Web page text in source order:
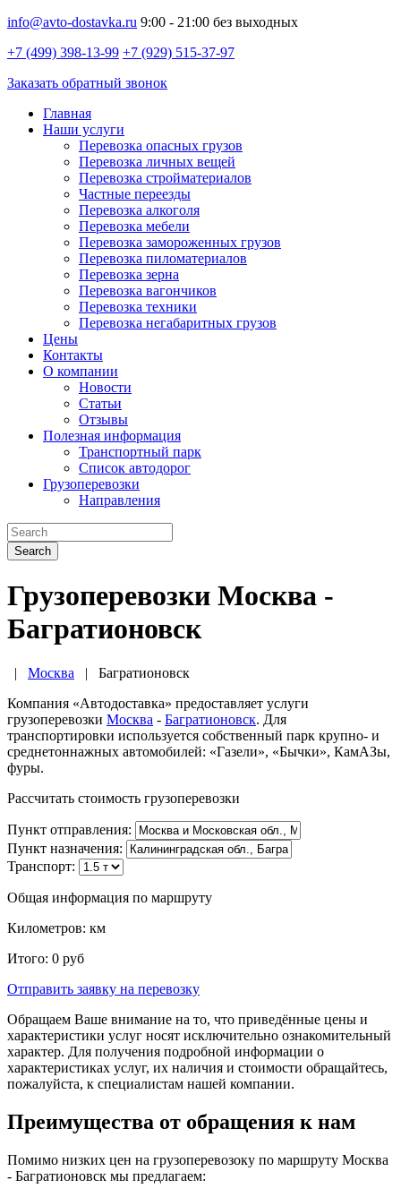
info@avto-dostavka.ru 9:00 - 21:00 без выходных
+7 (499) 398-13-99 +7 (929) 515-37-97
Заказать обратный звонок
Главная
Наши услуги
Перевозка опасных грузов
Перевозка личных вещей
Перевозка стройматериалов
Частные переезды
Перевозка алкоголя
Перевозка мебели
Перевозка замороженных грузов
Перевозка пиломатериалов
Перевозка зерна
Перевозка вагончиков
Перевозка техники
Перевозка негабаритных грузов
Цены
Контакты
О компании
Новости
Статьи
Отзывы
Полезная информация
Транспортный парк
Список автодорог
Грузоперевозки
Направления
Search
Грузоперевозки Москва -
Багратионовск
| Москва | Багратионовск
Компания «Автодоставка» предоставляет услуги
грузоперевозки Москва - Багратионовск. Для
транспортировки используется собственный парк крупно- и
среднетоннажных автомобилей: «Газели», «Бычки», КамАЗы,
фуры.
Рассчитать стоимость грузоперевозки
Пункт отправления:
Пункт назначения:
Транспорт:
Общая информация по маршруту
Километров: км
Итого: 0 руб
Отправить заявку на перевозку
Обращаем Ваше внимание на то, что приведённые цены и
характеристики услуг носят исключительно ознакомительный
характер. Для получения подробной информации о
характеристиках услуг, их наличия и стоимости обращайтесь,
пожалуйста, к специалистам нашей компании.
Преимущества от обращения к нам
Помимо низких цен на грузоперевозоку по маршруту Москва
- Багратионовск мы предлагаем: